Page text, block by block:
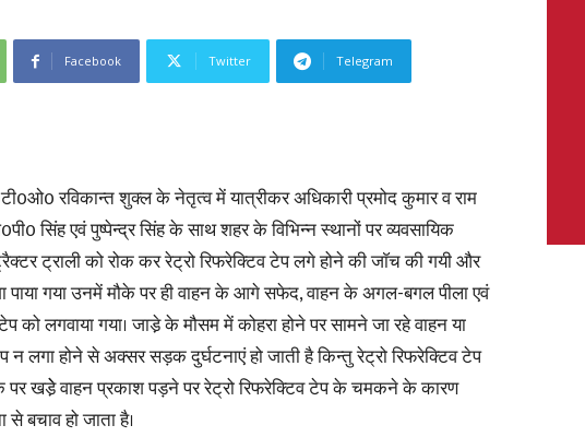
Latest
News
Facebook Twitter Telegram
रविकान्त शुक्ल के नेतृत्व में यात्रीकर अधिकारी प्रमोद कुमार व राम
सिंह एवं पुष्पेन्द्र सिंह के साथ शहर के विभिन्न स्थानों पर व्यवसायिक
ट्राली को रोक कर रेट्रो रिफरेक्टिव टेप लगे होने की जाॅच की गयी और
पाया गया उनमें मौके पर ही वाहन के आगे सफेद, वाहन के अगल-बगल पीला एवं
को लगवाया गया। जाडे़ के मौसम में कोहरा होने पर सामने जा रहे वाहन या
लगा होने से अक्सर सड़क दुर्घटनाएं हो जाती है किन्तु रेट्रो रिफरेक्टिव टेप
पर खडे़े वाहन प्रकाश पड़ने पर रेट्रो रिफरेक्टिव टेप के चमकने के कारण
बचाव हो जाता है।